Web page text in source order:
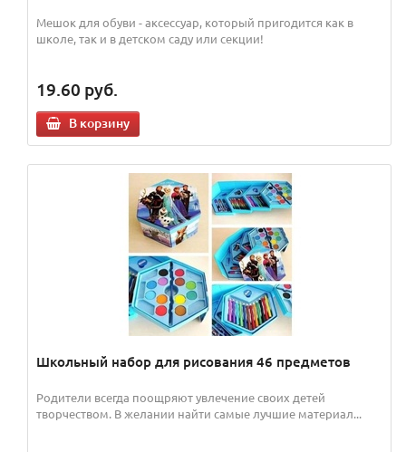
Мешок для обуви - аксессуар, который пригодится как в
школе, так и в детском саду или секции!
19.60 руб.
В корзину
Школьный набор для рисования 46 предметов
Родители всегда поощряют увлечение своих детей
творчеством. В желании найти самые лучшие материал...